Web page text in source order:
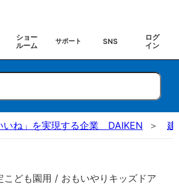
ショー
ルーム
サポート SNS
ログ
イン
いね」を実現する企業 DAIKEN 建
こども園用 / おもいやりキッズドア